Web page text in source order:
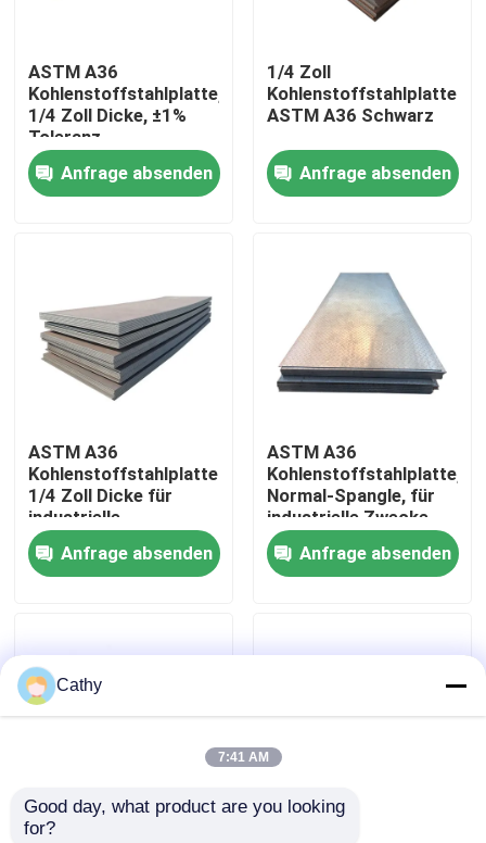
Über uns
Qualitätskontrolle
Kontakt mit uns
Rechtssachen
Bitte um ein Angebot
Blatt-Edelstahl
ASTM A36
Kohlenstoffstahlplatte,
1/4 Zoll Dicke, ±1%
Toleranz
Anfrage absenden
1/4 Zoll
Kohlenstoffstahlplatte
ASTM A36 Schwarz
Anfrage absenden
ASTM A36
Kohlenstoffstahlplatte
1/4 Zoll Dicke für
industrielle
Verwendung
Anfrage absenden
ASTM A36
Kohlenstoffstahlplatte,
Normal-Spangle, für
industrielle Zwecke
Anfrage absenden
Hohe Festigkeit 14 16
Cathy
7:41 AM
Good day, what product are you looking
for?